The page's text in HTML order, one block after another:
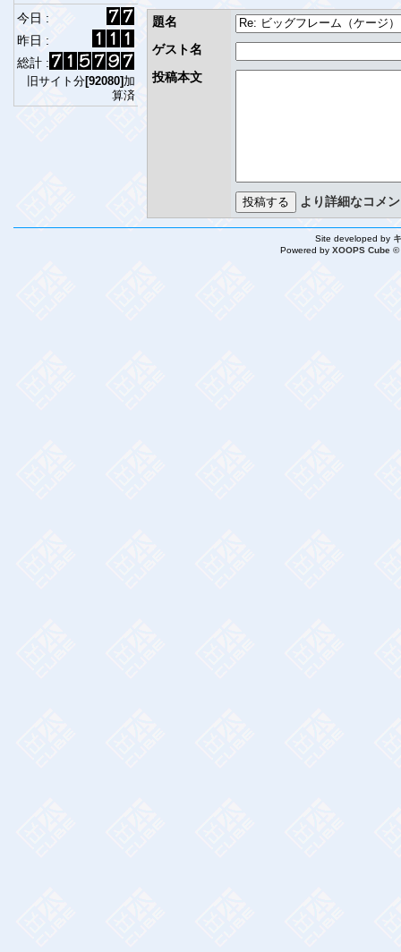
今日 :
昨日 :
総計 :
旧サイト分[92080] 加
算済
題名
ゲスト名
投稿本文
より詳細なコメ
Site developed by
Powered by XOOPS Cube ©